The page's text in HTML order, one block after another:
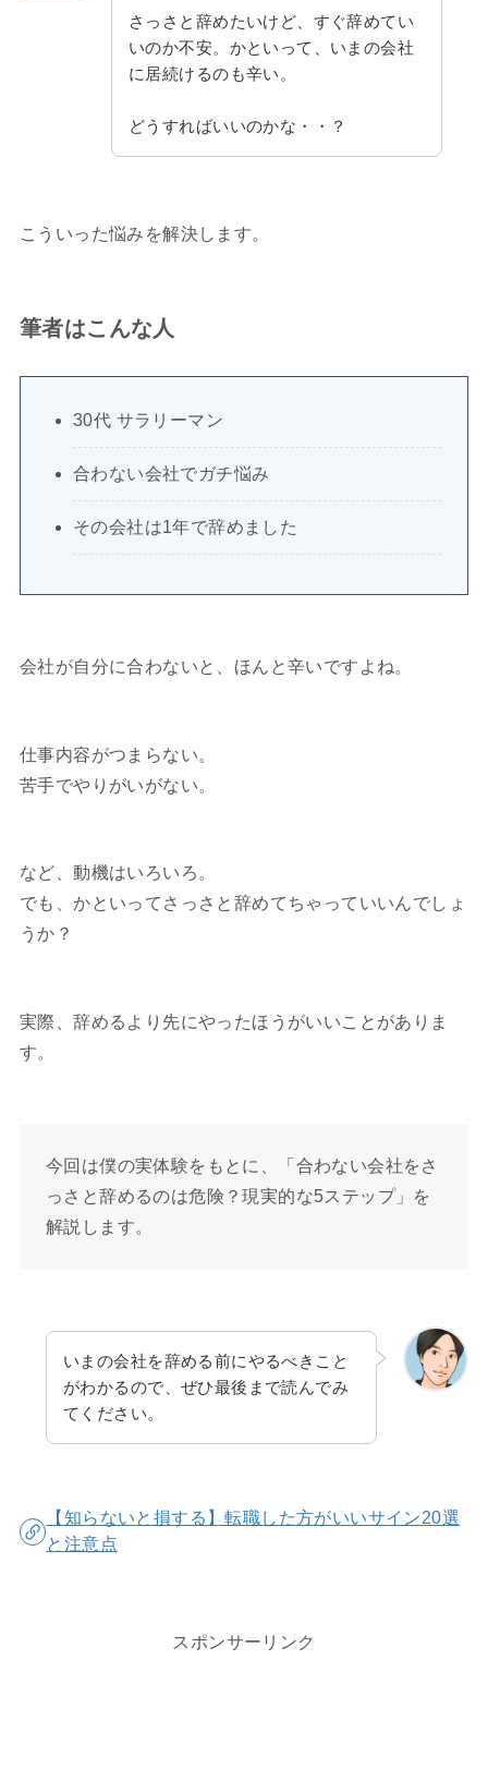
さっさと辞めたいけど、すぐ辞めてい
いのか不安。かといって、いまの会社
に居続けるのも辛い。
どうすればいいのかな・・？
こういった悩みを解決します。
筆者はこんな人
30代 サラリーマン
合わない会社でガチ悩み
その会社は1年で辞めました
会社が自分に合わないと、ほんと辛いですよね。
仕事内容がつまらない。
苦手でやりがいがない。
など、動機はいろいろ。
でも、かといってさっさと辞めてちゃっていいんでしょ
うか？
実際、辞めるより先にやったほうがいいことがありま
す。
今回は僕の実体験をもとに、「合わない会社をさ
っさと辞めるのは危険？現実的な5ステップ」を
解説します。
いまの会社を辞める前にやるべきこと
がわかるので、ぜひ最後まで読んでみ
てください。
【知らないと損する】転職した方がいいサイン20選
と注意点
スポンサーリンク